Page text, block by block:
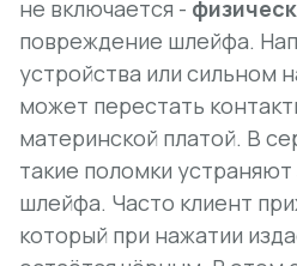
не включается -
повреждение шлейфа.
устройства или сильном
может перестать
материнской платой. В
такие поломки
шлейфа. Часто клиент
который при нажатии